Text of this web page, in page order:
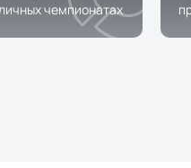
чемпионатах